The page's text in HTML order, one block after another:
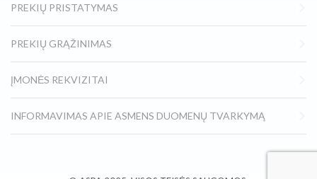
PREKIŲ PRISTATYMAS
PREKIŲ GRĄŽINIMAS
ĮMONĖS REKVIZITAI
INFORMAVIMAS APIE ASMENS DUOMENŲ TVARKYMĄ